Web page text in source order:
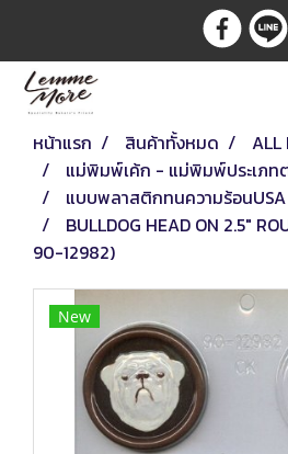
หน้าแรก สินค้าทั้งหมด
ALL
แม่พิมพ์เค้ก - แม่พิมพ์ประเภ
แบบพลาสติกทนความร้อน
BULLDOG HEAD ON 2.5"
90-12982)
New